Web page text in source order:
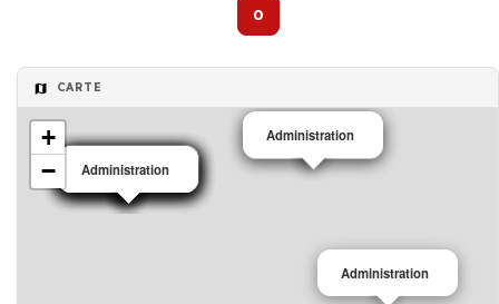
0
CARTE
Administration
Administration
Administration
Administration
Administration
Administration
Administration
Administration
Administration
Administration
Administration
+
−